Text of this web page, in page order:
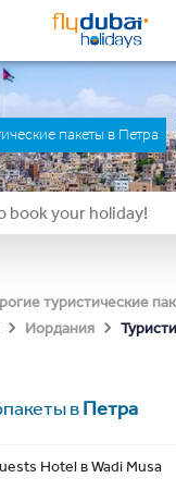
пакеты в Петра
туристические
Иордания
вПетра